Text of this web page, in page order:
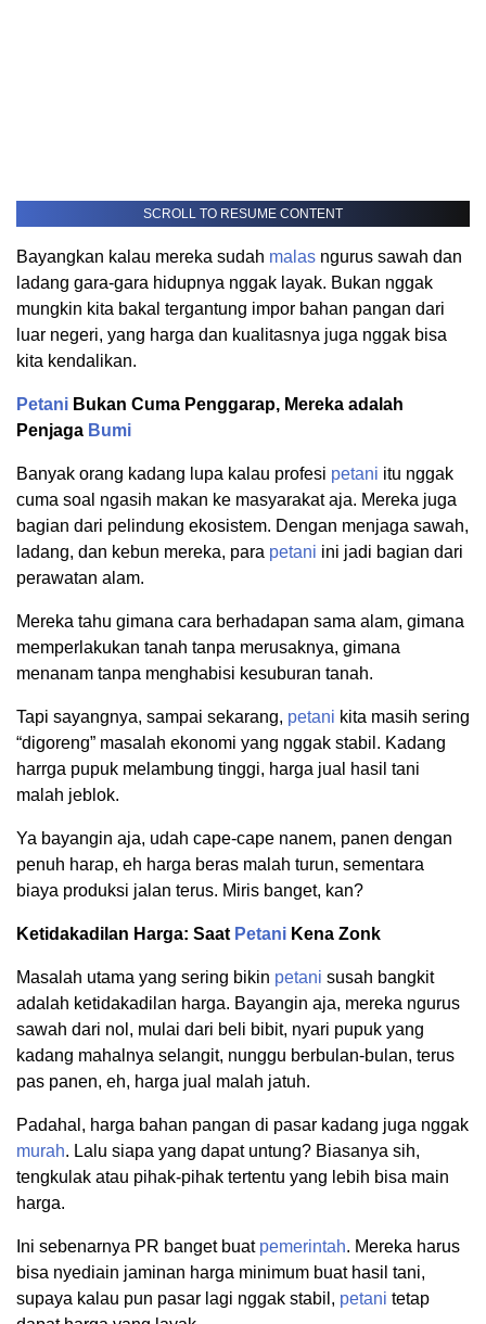
SCROLL TO RESUME CONTENT
Bayangkan kalau mereka sudah malas ngurus sawah dan
ladang gara-gara hidupnya nggak layak. Bukan nggak
mungkin kita bakal tergantung impor bahan pangan dari
luar negeri, yang harga dan kualitasnya juga nggak bisa
kita kendalikan.
Petani Bukan Cuma Penggarap, Mereka adalah
Penjaga Bumi
Banyak orang kadang lupa kalau profesi petani itu nggak
cuma soal ngasih makan ke masyarakat aja. Mereka juga
bagian dari pelindung ekosistem. Dengan menjaga sawah,
ladang, dan kebun mereka, para petani ini jadi bagian dari
perawatan alam.
Mereka tahu gimana cara berhadapan sama alam, gimana
memperlakukan tanah tanpa merusaknya, gimana
menanam tanpa menghabisi kesuburan tanah.
Tapi sayangnya, sampai sekarang, petani kita masih sering
“digoreng” masalah ekonomi yang nggak stabil. Kadang
harrga pupuk melambung tinggi, harga jual hasil tani
malah jeblok.
Ya bayangin aja, udah cape-cape nanem, panen dengan
penuh harap, eh harga beras malah turun, sementara
biaya produksi jalan terus. Miris banget, kan?
Ketidakadilan Harga: Saat Petani Kena Zonk
Masalah utama yang sering bikin petani susah bangkit
adalah ketidakadilan harga. Bayangin aja, mereka ngurus
sawah dari nol, mulai dari beli bibit, nyari pupuk yang
kadang mahalnya selangit, nunggu berbulan-bulan, terus
pas panen, eh, harga jual malah jatuh.
Padahal, harga bahan pangan di pasar kadang juga nggak
murah. Lalu siapa yang dapat untung? Biasanya sih,
tengkulak atau pihak-pihak tertentu yang lebih bisa main
harga.
Ini sebenarnya PR banget buat pemerintah. Mereka harus
bisa nyediain jaminan harga minimum buat hasil tani,
supaya kalau pun pasar lagi nggak stabil, petani tetap